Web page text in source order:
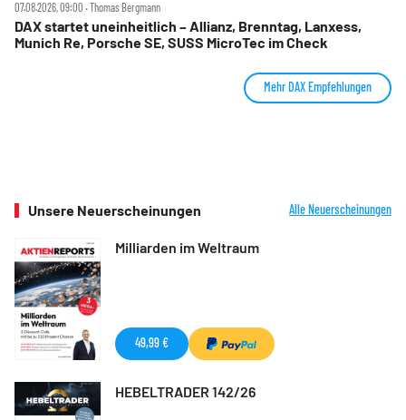
07.08.2026, 09:00 ‧ Thomas Bergmann
DAX startet uneinheitlich – Allianz, Brenntag, Lanxess,
Munich Re, Porsche SE, SUSS MicroTec im Check
Mehr DAX Empfehlungen
Unsere Neuerscheinungen Alle Neuerscheinungen
Milliarden im Weltraum
49,99 €
HEBELTRADER 142/26